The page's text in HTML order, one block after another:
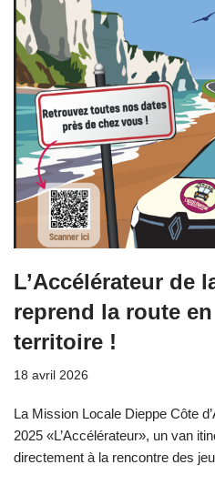
L’Accélérateur de
reprend la route
territoire !
18 avril 2026
La Mission Locale Dieppe Côte
2025 «L’Accélérateur», un van
directement à la rencontre des